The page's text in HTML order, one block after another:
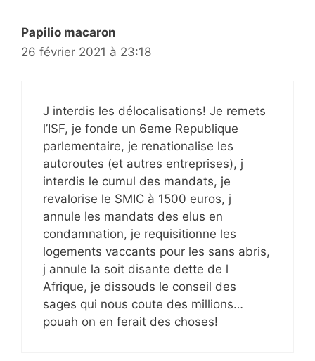
Papilio macaron
26 février 2021 à 23:18
J interdis les délocalisations! Je remets
l’ISF, je fonde un 6eme Republique
parlementaire, je renationalise les
autoroutes (et autres entreprises), j
interdis le cumul des mandats, je
revalorise le SMIC à 1500 euros, j
annule les mandats des elus en
condamnation, je requisitionne les
logements vaccants pour les sans abris,
j annule la soit disante dette de l
Afrique, je dissouds le conseil des
sages qui nous coute des millions…
pouah on en ferait des choses!